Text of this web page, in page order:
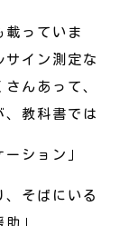
載っていま
サイン測定な
んあって、
、教科書では
ション」
、そばにいる
」